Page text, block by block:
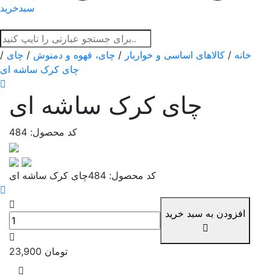
سبدخرید
خانه / کالاهای اساسی و خواربار / چای، قهوه و دمنوش / چای /
چای کرک ساشه ای
چای کرک ساشه ای
کد محصول: 484
چای کرک ساشه ای کد محصول: 484
افزودن به سبد خرید
23,900 تومان